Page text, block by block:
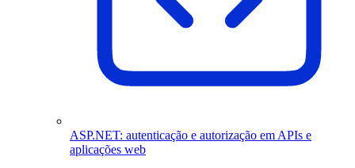
ASP.NET: autenticação e autorização em APIs e
aplicações web